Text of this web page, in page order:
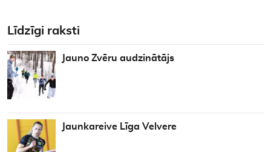
Līdzīgi raksti
Jauno Zvēru audzinātājs
Jaunkareive Līga Velvere